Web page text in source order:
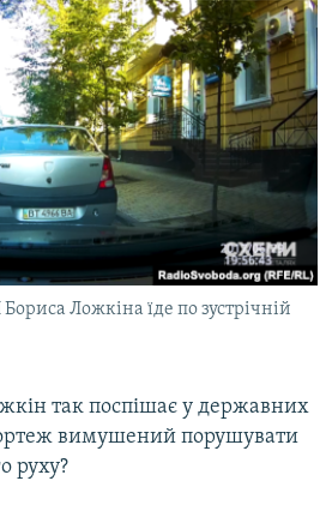
Ложкіна їде по зустрічній
так поспішає у державних
вимушений порушувати
руху?